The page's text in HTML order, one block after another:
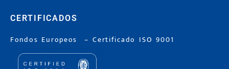
CERTIFICADOS
Fondos Europeos –Certificado ISO 9001